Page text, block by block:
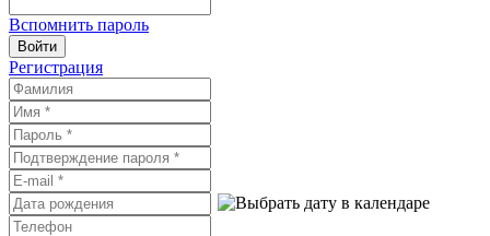
Вспомнить пароль
Войти
Регистрация